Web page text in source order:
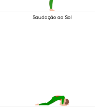
Saudação ao Sol